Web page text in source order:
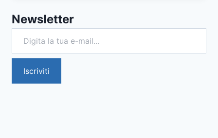
Newsletter
Digita la tua e-mail...
Iscriviti